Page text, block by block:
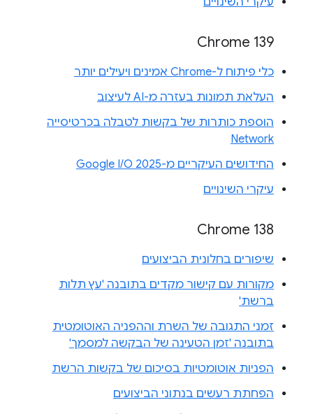
Chrome 139
כלי פיתוח ל-Chrome אמינים ויעילים יותר
העלאת תמונות בעזרה מ-AI לעיצוב
הוספת כותרות של בקשות לטבלה בכרטיסייה
Network
החידושים העיקריים מ-Google I/O 2025
עיקרי השינויים
Chrome 138
שיפורים בחלונית הביצועים
מקורות עם קישור מקדים בתובנה 'עץ תלות
ברשת'
זמני התגובה של השרת וההפניה האוטומטית
בתובנה 'זמן הטעינה של הבקשה למסמך'
הפניות אוטומטיות בסיכום של בקשות הרשת
הפחתת רעשים בנתוני הביצועים